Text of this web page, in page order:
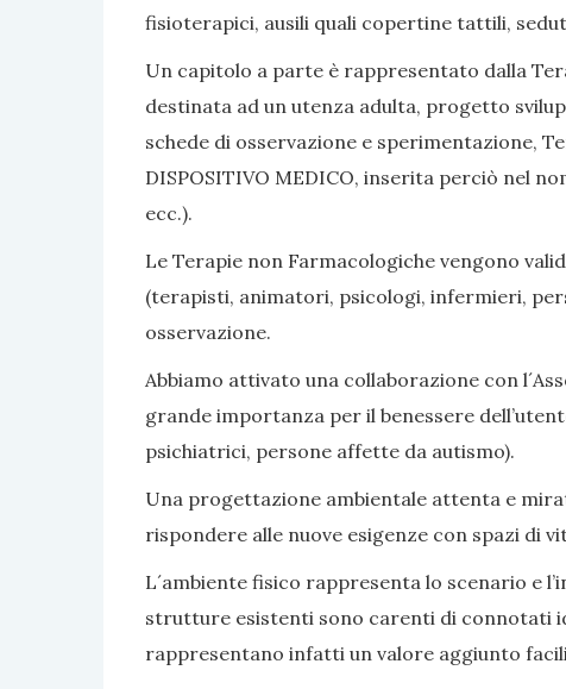
fisioterapici, ausili quali copertine tattili,
Un capitolo a parte è rappresentato dalla
destinata ad un utenza adulta, progetto
schede di osservazione e sperimentazione,
DISPOSITIVO MEDICO, inserita perciò nel
ecc.).
Le Terapie non Farmacologiche vengono
(terapisti, animatori, psicologi, infermieri,
osservazione.
Abbiamo attivato una collaborazione con
grande importanza per il benessere
psichiatrici, persone affette da autismo).
Una progettazione ambientale attenta e
rispondere alle nuove esigenze con spazi di
L´ambiente fisico rappresenta lo scenario e
strutture esistenti sono carenti di connotati
rappresentano infatti un valore aggiunto